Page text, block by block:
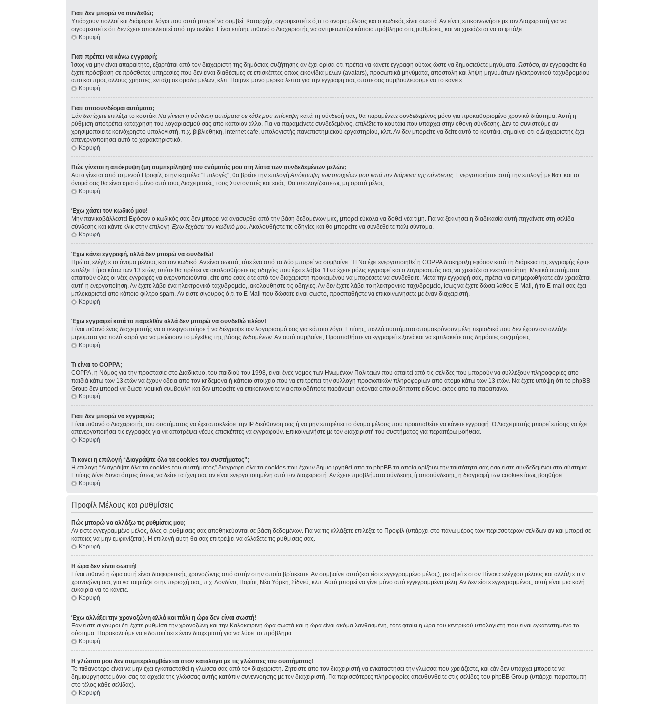
Γιατί δεν μπορώ να συνδεθώ;
Υπάρχουν πολλοί και διάφοροι λόγοι που αυτό μπορεί να συμβεί. Καταρχήν, σιγουρευτείτε ό,τι το όνομα μέλους και ο κωδικός είναι σωστά. Αν είναι, επικοινωνήστε με τον Διαχειριστή για να
σιγουρευτείτε ότι δεν έχετε αποκλειστεί από την σελίδα. Είναι επίσης πιθανό ο Διαχειριστής να αντιμετωπίζει κάποιο πρόβλημα στις ρυθμίσεις, και να χρειάζεται να το φτιάξει.
Κορυφή
Γιατί πρέπει να κάνω εγγραφή;
Ίσως να μην είναι απαραίτητο, εξαρτάται από τον διαχειριστή της δημόσιας συζήτησης αν έχει ορίσει ότι πρέπει να κάνετε εγγραφή ούτως ώστε να δημοσιεύετε μηνύματα. Ωστόσο, αν εγγραφείτε θα
έχετε πρόσβαση σε πρόσθετες υπηρεσίες που δεν είναι διαθέσιμες σε επισκέπτες όπως εικονίδια μελών (avatars), προσωπικά μηνύματα, αποστολή και λήψη μηνυμάτων ηλεκτρονικού ταχυδρομείου
από και προς άλλους χρήστες, ένταξη σε ομάδα μελών, κλπ. Παίρνει μόνο μερικά λεπτά για την εγγραφή σας οπότε σας συμβουλεύουμε να το κάνετε.
Κορυφή
Γιατί αποσυνδέομαι αυτόματα;
Εάν δεν έχετε επιλέξει το κουτάκιΝα γίνεται η σύνδεση αυτόματα σε κάθε μου επίσκεψη κατά τη σύνδεσή σας, θα παραμένετε συνδεδεμένος μόνο για προκαθορισμένο χρονικό διάστημα. Αυτή η
ρύθμιση αποτρέπει κατάχρηση του λογαριασμού σας από κάποιον άλλο. Για να παραμείνετε συνδεδεμένος, επιλέξτε το κουτάκι που υπάρχει στην οθόνη σύνδεσης. Δεν το συνιστούμε αν
χρησιμοποιείτε κοινόχρηστο υπολογιστή, π.χ. βιβλιοθήκη, internet cafe, υπολογιστής πανεπιστημιακού εργαστηρίου, κλπ. Αν δεν μπορείτε να δείτε αυτό το κουτάκι, σημαίνει ότι ο Διαχειριστής έχει
απενεργοποιήσει αυτό το χαρακτηριστικό.
Κορυφή
Πώς γίνεται η απόκρυψη (μη συμπερίληψη) του ονόματός μου στη λίστα των συνδεδεμένων μελών;
Αυτό γίνεται από το μενού Προφίλ, στην καρτέλα "Επιλογές", θα βρείτε την επιλογήΑπόκρυψη των στοιχείων μου κατά την διάρκεια της σύνδεσης. Ενεργοποιήστε αυτή την επιλογή με Ναι και το
όνομά σας θα είναι ορατό μόνο από τους Διαχειριστές, τους Συντονιστές και εσάς. Θα υπολογίζεστε ως μη ορατό μέλος.
Κορυφή
Έχω χάσει τον κωδικό μου!
Μην πανικοβάλλεστε! Εφόσον ο κωδικός σας δεν μπορεί να ανασυρθεί από την βάση δεδομένων μας, μπορεί εύκολα να δοθεί νέα τιμή. Για να ξεκινήσει η διαδικασία αυτή πηγαίνετε στη σελίδα
σύνδεσης και κάντε κλικ στην επιλογήΈχω ξεχάσει τον κωδικό μου. Ακολουθήστε τις οδηγίες και θα μπορείτε να συνδεθείτε πάλι σύντομα.
Κορυφή
Έχω κάνει εγγραφή, αλλά δεν μπορώ να συνδεθώ!
Πρώτα, ελέγξτε το όνομα μέλους και τον κωδικό. Αν είναι σωστά, τότε ένα από τα δύο μπορεί να συμβαίνει. Ή Να έχει ενεργοποιηθεί η COPPA διακήρυξη εφόσον κατά τη διάρκεια της εγγραφής έχετε
επιλέξει Είμαι κάτω των 13 ετών, οπότε θα πρέπει να ακολουθήσετε τις οδηγίες που έχετε λάβει. Ή να έχετε μόλις εγγραφεί και ο λογαριασμός σας να χρειάζεται ενεργοποίηση. Μερικά συστήματα
απαιτούν όλες οι νέες εγγραφές να ενεργοποιούνται, είτε από εσάς είτε από τον διαχειριστή προκειμένου να μπορέσετε να συνδεθείτε. Μετά την εγγραφή σας, πρέπει να ενημερωθήκατε εάν χρειάζεται
αυτή η ενεργοποίηση. Αν έχετε λάβει ένα ηλεκτρονικό ταχυδρομείο,, ακολουθήστε τις οδηγίες. Αν δεν έχετε λάβει το ηλεκτρονικό ταχυδρομείο, ίσως να έχετε δώσει λάθος E-Mail, ή το E-mail σας έχει
μπλοκαριστεί από κάποιο φίλτρο spam. Αν είστε σίγουρος ό,τι το E-Mail που δώσατε είναι σωστό, προσπαθήστε να επικοινωνήσετε με έναν διαχειριστή.
Κορυφή
Έχω εγγραφεί κατά το παρελθόν αλλά δεν μπορώ να συνδεθώ πλέον!
Είναι πιθανό ένας διαχειριστής να απενεργοποίησε ή να διέγραψε τον λογαριασμό σας για κάποιο λόγο. Επίσης, πολλά συστήματα απομακρύνουν μέλη περιοδικά που δεν έχουν ανταλλάξει
μηνύματα για πολύ καιρό για να μειώσουν το μέγεθος της βάσης δεδομένων. Αν αυτό συμβαίνει, Προσπαθήστε να εγγραφείτε ξανά και να εμπλακείτε στις δημόσιες συζητήσεις.
Κορυφή
Τι είναι το COPPA;
COPPA, ή Νόμος για την προστασία στο Διαδίκτυο, του παιδιού του 1998, είναι ένας νόμος των Ηνωμένων Πολιτειών που απαιτεί από τις σελίδες που μπορούν να συλλέξουν πληροφορίες από
παιδιά κάτω των 13 ετών να έχουν άδεια από τον κηδεμόνα ή κάποιο στοιχείο που να επιτρέπει την συλλογή προσωπικών πληροφοριών από άτομο κάτω των 13 ετών. Να έχετε υπόψη ότι το phpBB
Group δεν μπορεί να δώσει νομική συμβουλή και δεν μπορείτε να επικοινωνείτε για οποιοδήποτε παράνομη ενέργεια οποιουδήποττε είδους, εκτός από τα παραπάνω.
Κορυφή
Γιατί δεν μπορώ να εγγραφώ;
Είναι πιθανό ο Διαχειριστής του συστήματος να έχει αποκλείσει την IP διεύθυνση σας ή να μην επιτρέπει το όνομα μέλους που προσπαθείτε να κάνετε εγγραφή. Ο Διαχειριστής μπορεί επίσης να έχει
απενεργοποιήσει τις εγγραφές για να αποτρέψει νέους επισκέπτες να εγγραφούν. Επικοινωνήστε με τον διαχειριστή του συστήματος για περαιτέρω βοήθεια.
Κορυφή
Τι κάνει η επιλογή “Διαγράψτε όλα τα cookies του συστήματος”;
Η επιλογή “Διαγράψτε όλα τα cookies του συστήματος” διαγράφει όλα τα cookies που έχουν δημιουργηθεί από το phpBB τα οποία ορίζουν την ταυτότητα σας όσο είστε συνδεδεμένοι στο σύστημα.
Επίσης δίνει δυνατότητες όπως να δείτε τα ίχνη σας αν είναι ενεργοποιημένη από τον διαχειριστή. Αν έχετε προβλήματα σύνδεσης ή αποσύνδεσης, η διαγραφή των cookies ίσως βοηθήσει.
Κορυφή
Προφίλ Μέλους και ρυθμίσεις
Πώς μπορώ να αλλάξω τις ρυθμίσεις μου;
Αν είστε εγγεγραμμένο μέλος, όλες οι ρυθμίσεις σας αποθηκεύονται σε βάση δεδομένων. Για να τις αλλάξετε επιλέξτε το Προφίλ (υπάρχει στο πάνω μέρος των περισσότερων σελίδων αν και μπορεί σε
κάποιες να μην εμφανίζεται). Η επιλογή αυτή θα σας επιτρέψει να αλλάξετε τις ρυθμίσεις σας.
Κορυφή
Η ώρα δεν είναι σωστή!
Είναι πιθανό η ώρα αυτή είναι διαφορετικής χρονοζώνης από αυτήν στην οποία βρίσκεστε. Αν συμβαίνει αυτό(και είστε εγγεγραμμένο μέλος), μεταβείτε στον Πίνακα ελέγχου μέλους και αλλάξτε την
χρονοζώνη σας για να ταιριάζει στην περιοχή σας, π.χ. Λονδίνο, Παρίσι, Νέα Υόρκη, Σίδνεϋ, κλπ. Αυτό μπορεί να γίνει μόνο από εγγεγραμμένα μέλη. Αν δεν είστε εγγεγραμμένος, αυτή είναι μια καλή
ευκαιρία να το κάνετε.
Κορυφή
Έχω αλλάξει την χρονοζώνη αλλά και πάλι η ώρα δεν είναι σωστή!
Εάν είστε σίγουροι ότι έχετε ρυθμίσει την χρονοζώνη και την Καλοκαιρινή ώρα σωστά και η ώρα είναι ακόμα λανθασμένη, τότε φταίει η ώρα του κεντρικού υπολογιστή που είναι εγκατεστημένο το
σύστημα. Παρακαλούμε να ειδοποιήσετε έναν διαχειριστή για να λύσει το πρόβλημα.
Κορυφή
Η γλώσσα μου δεν συμπεριλαμβάνεται στον κατάλογο με τις γλώσσες του συστήματος!
Το πιθανότερο είναι να μην έχει εγκατασταθεί η γλώσσα σας από τον διαχειριστή. Ζητείστε από τον διαχειριστή να εγκαταστήσει την γλώσσα που χρειάζεστε, και εάν δεν υπάρχει μπορείτε να
δημιουργήσετε μόνοι σας τα αρχεία της γλώσσας αυτής κατόπιν συνεννόησης με τον διαχειριστή. Για περισσότερες πληροφορίες απευθυνθείτε στις σελίδες του phpBB Group (υπάρχει παραπομπή
στο τέλος κάθε σελίδας).
Κορυφή